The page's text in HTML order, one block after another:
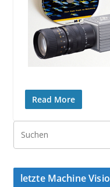
Read More
letzte Machine